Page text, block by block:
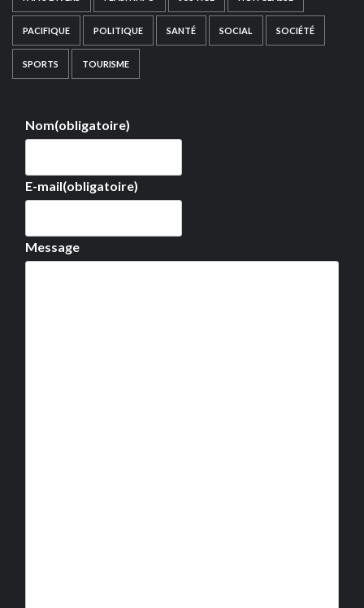
PACIFIQUE POLITIQUE SANTÉ SOCIAL SOCIÉTÉ
SPORTS TOURISME
Nom(obligatoire)
E-mail(obligatoire)
Message